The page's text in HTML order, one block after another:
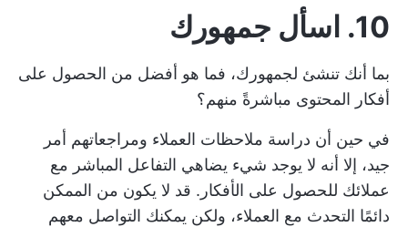
10. اسأل جمهورك
بما أنك تنشئ لجمهورك، فما هو أفضل من الحصول على
أفكار المحتوى مباشرةً منهم؟
في حين أن دراسة ملاحظات العملاء ومراجعاتهم أمر
جيد، إلا أنه لا يوجد شيء يضاهي التفاعل المباشر مع
عملائك للحصول على الأفكار. قد لا يكون من الممكن
دائمًا التحدث مع العملاء، ولكن يمكنك التواصل معهم